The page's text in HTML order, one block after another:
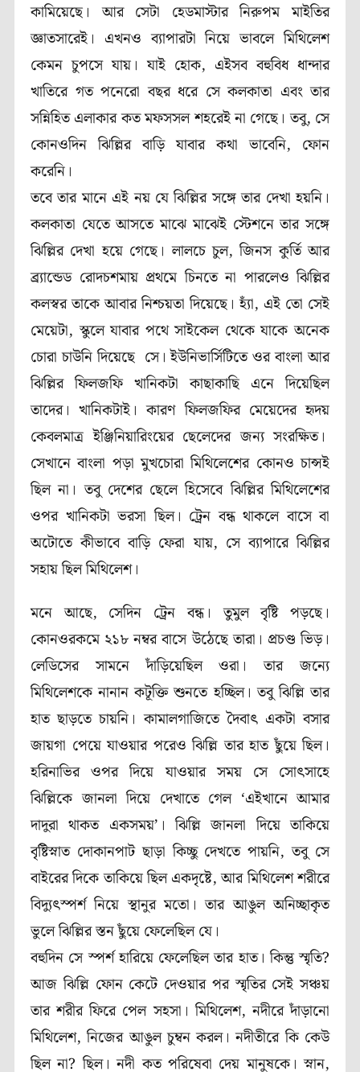
কামিয়েছে। আর সেটা হেডমাস্টার নিরুপম মাইতির
জ্ঞাতসারেই। এখনও ব্যাপারটা নিয়ে ভাবলে মিথিলেশ
কেমন চুপসে যায়। যাই হোক, এইসব বহুবিধ ধান্দার
খাতিরে গত পনেরো বছর ধরে সে কলকাতা এবং তার
সন্নিহিত এলাকার কত মফসসল শহরেই না গেছে। তবু, সে
কোনওদিন ঝিল্লির বাড়ি যাবার কথা ভাবেনি, ফোন
করেনি।
তবে তার মানে এই নয় যে ঝিল্লির সঙ্গে তার দেখা হয়নি।
কলকাতা যেতে আসতে মাঝে মাঝেই স্টেশনে তার সঙ্গে
ঝিল্লির দেখা হয়ে গেছে। লালচে চুল, জিনস কুর্তি আর
ব্র্যান্ডেড রোদচশমায় প্রথমে চিনতে না পারলেও ঝিল্লির
কলস্বর তাকে আবার নিশ্চয়তা দিয়েছে। হ্যাঁ, এই তো সেই
মেয়েটা, স্কুলে যাবার পথে সাইকেল থেকে যাকে অনেক
চোরা চাউনি দিয়েছে সে। ইউনিভার্সিটিতে ওর বাংলা আর
ঝিল্লির ফিলজফি খানিকটা কাছাকাছি এনে দিয়েছিল
তাদের। খানিকটাই। কারণ ফিলজফির মেয়েদের হৃদয়
কেবলমাত্র ইঞ্জিনিয়ারিংয়ের ছেলেদের জন্য সংরক্ষিত।
সেখানে বাংলা পড়া মুখচোরা মিথিলেশের কোনও চান্সই
ছিল না। তবু দেশের ছেলে হিসেবে ঝিল্লির মিথিলেশের
ওপর খানিকটা ভরসা ছিল। ট্রেন বন্ধ থাকলে বাসে বা
অটোতে কীভাবে বাড়ি ফেরা যায়, সে ব্যাপারে ঝিল্লির
সহায় ছিল মিথিলেশ।
মনে আছে, সেদিন ট্রেন বন্ধ। তুমুল বৃষ্টি পড়ছে।
কোনওরকমে ২১৮ নম্বর বাসে উঠেছে তারা। প্রচণ্ড ভিড়।
লেডিসের সামনে দাঁড়িয়েছিল ওরা। তার জন্যে
মিথিলেশকে নানান কটূক্তি শুনতে হচ্ছিল। তবু ঝিল্লি তার
হাত ছাড়তে চায়নি। কামালগাজিতে দৈবাৎ একটা বসার
জায়গা পেয়ে যাওয়ার পরেও ঝিল্লি তার হাত ছুঁয়ে ছিল।
হরিনাভির ওপর দিয়ে যাওয়ার সময় সে সোৎসাহে
ঝিল্লিকে জানলা দিয়ে দেখাতে গেল ‘এইখানে আমার
দাদুরা থাকত একসময়’। ঝিল্লি জানলা দিয়ে তাকিয়ে
বৃষ্টিস্নাত দোকানপাট ছাড়া কিচ্ছু দেখতে পায়নি, তবু সে
বাইরের দিকে তাকিয়ে ছিল একদৃষ্টে, আর মিথিলেশ শরীরে
বিদ্যুৎস্পর্শ নিয়ে স্থানুর মতো। তার আঙুল অনিচ্ছাকৃত
ভুলে ঝিল্লির স্তন ছুঁয়ে ফেলেছিল যে।
বহুদিন সে স্পর্শ হারিয়ে ফেলেছিল তার হাত। কিন্তু স্মৃতি?
আজ ঝিল্লি ফোন কেটে দেওয়ার পর স্মৃতির সেই সঞ্চয়
তার শরীর ফিরে পেল সহসা। মিথিলেশ, নদীরে দাঁড়ানো
মিথিলেশ, নিজের আঙুল চুম্বন করল। নদীতীরে কি কেউ
ছিল না? ছিল। নদী কত পরিষেবা দেয় মানুষকে। স্নান,